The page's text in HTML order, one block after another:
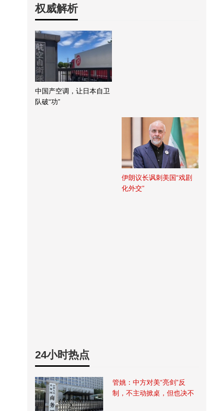
权威解析
中国产空调，让日本自卫
队破“功”
伊朗议长讽刺美国“戏剧
化外交”
24小时热点
管姚：中方对美“亮剑”反
制，不主动掀桌，但也决不